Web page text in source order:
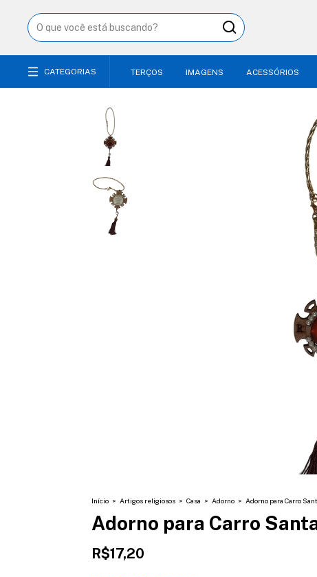
CATEGORIAS TERÇOS IMAGENS ACESSÓRIOS
Início > Artigos religiosos > Casa > Adorno > Adorno para Carro
Adorno para Carro
R$17,20